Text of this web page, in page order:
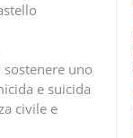
uno
e suicida
civile e